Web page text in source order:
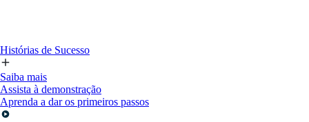
Histórias de Sucesso
Saiba mais
Assista à demonstração
Aprenda a dar os primeiros passos